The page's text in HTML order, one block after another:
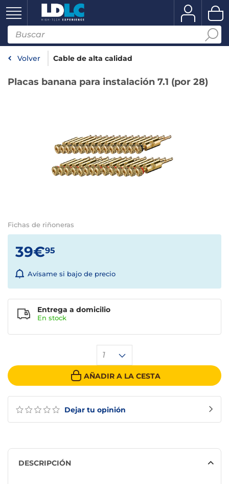
Volver Cable de alta calidad
Placas banana para instalación 7.1 (por 28)
Fichas de riñoneras
Dejar tu opinión
39€95
Avísame si bajo de precio
1
AÑADIR A LA CESTA
Entrega a domicilio
En stock
DESCRIPCIÓN